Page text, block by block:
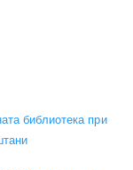
библиотека при